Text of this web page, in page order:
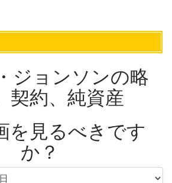
ジョンソンの略
契約、純資産
を見るべきです
か？